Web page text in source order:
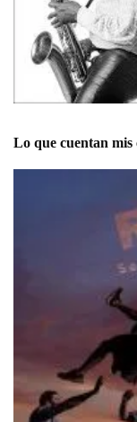
Lo que cuentan mis